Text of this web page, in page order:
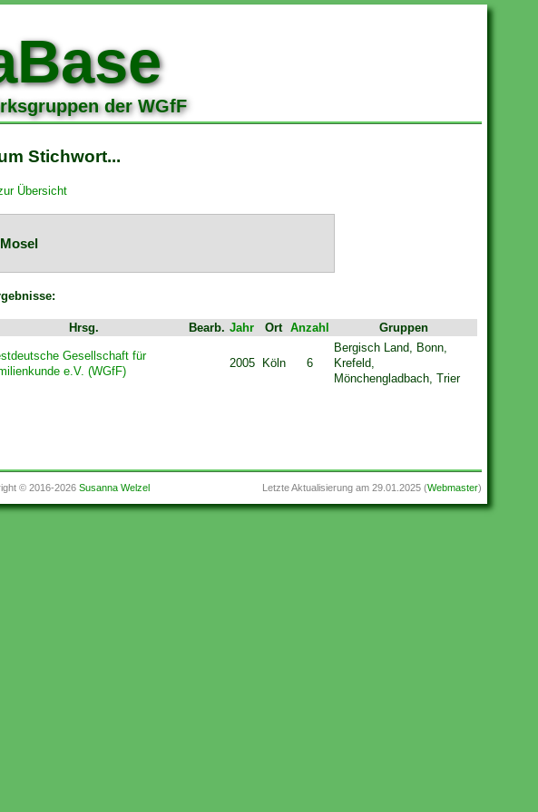
der WGfF
Stichwort...
Übersicht
Hrsg. Bearb. Jahr Ort Anzahl
Gruppen
Gesellschaft für
e.V. (WGfF)
2005 Köln 6
Bergisch Land, Bonn,
Krefeld,
Mönchengladbach, Trier
Letzte Aktualisierung am29.01.2025(Webmaster)
© 2016-2026Susanna Welzel